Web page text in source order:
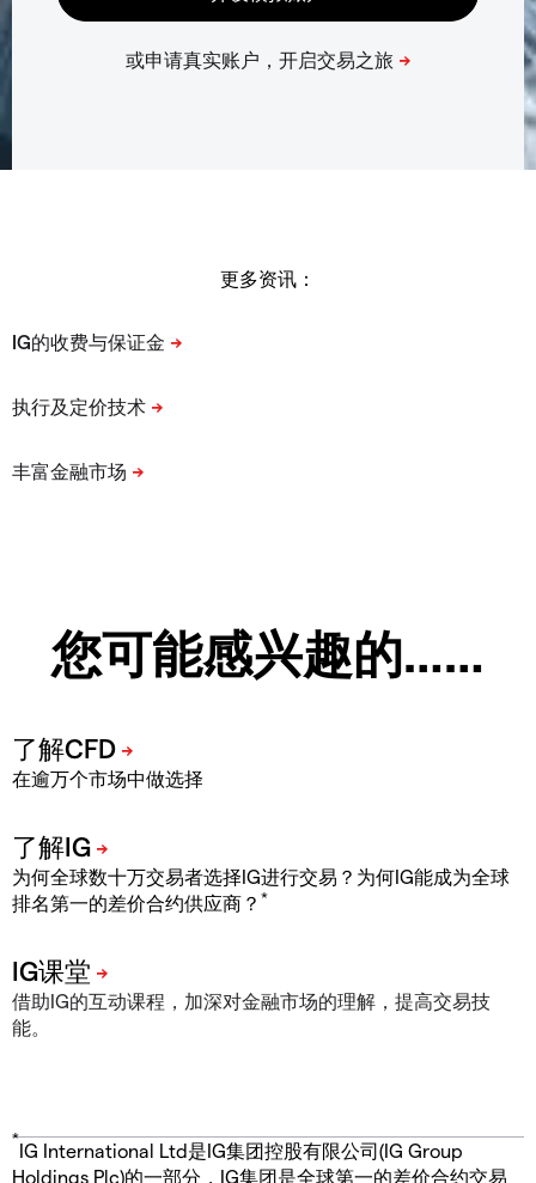
更多资讯：
您可能感兴趣的……
在逾万个市场中做选择
为何全球数十万交易者选择IG进行交易？为何IG能成为全球
排名第一的差价合约供应商？ *
借助IG的互动课程，加深对金融市场的理解，提高交易技
能。
*
IG International Ltd是IG集团控股有限公司(IG Group
Holdings Plc)的一部分，IG集团是全球第一的差价合约交易